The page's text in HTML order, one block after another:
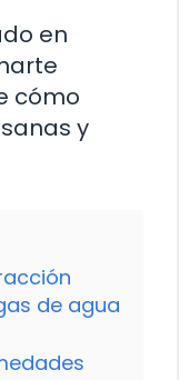
en
cómo
y
de agua